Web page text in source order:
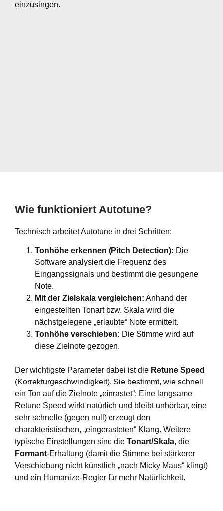
einzusingen.
Wie funktioniert Autotune?
Technisch arbeitet Autotune in drei Schritten:
Tonhöhe erkennen (Pitch Detection): Die
Software analysiert die Frequenz des
Eingangssignals und bestimmt die gesungene
Note.
Mit der Zielskala vergleichen: Anhand der
eingestellten Tonart bzw. Skala wird die
nächstgelegene „erlaubte“ Note ermittelt.
Tonhöhe verschieben: Die Stimme wird auf
diese Zielnote gezogen.
Der wichtigste Parameter dabei ist die Retune Speed
(Korrekturgeschwindigkeit). Sie bestimmt, wie schnell
ein Ton auf die Zielnote „einrastet“: Eine langsame
Retune Speed wirkt natürlich und bleibt unhörbar, eine
sehr schnelle (gegen null) erzeugt den
charakteristischen, „eingerasteten“ Klang. Weitere
typische Einstellungen sind die Tonart/Skala, die
Formant-Erhaltung (damit die Stimme bei stärkerer
Verschiebung nicht künstlich „nach Micky Maus“ klingt)
und ein Humanize-Regler für mehr Natürlichkeit.